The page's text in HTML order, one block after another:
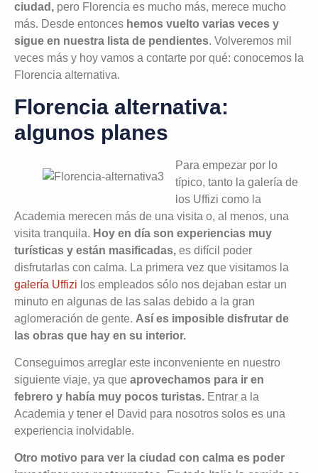
ciudad, pero Florencia es mucho más, merece mucho
más. Desde entonces hemos vuelto varias veces y
sigue en nuestra lista de pendientes. Volveremos mil
veces más y hoy vamos a contarte por qué: conocemos la
Florencia alternativa.
Florencia alternativa:
algunos planes
Para empezar por lo
típico, tanto la galería de
los Uffizi como la
Academia merecen más de una visita o, al menos, una
visita tranquila. Hoy en día son experiencias muy
turísticas y están masificadas, es difícil poder
disfrutarlas con calma. La primera vez que visitamos la
galería Uffizi los empleados sólo nos dejaban estar un
minuto en algunas de las salas debido a la gran
aglomeración de gente. Así es imposible disfrutar de
las obras que hay en su interior.
Conseguimos arreglar este inconveniente en nuestro
siguiente viaje, ya que aprovechamos para ir en
febrero y había muy pocos turistas. Entrar a la
Academia y tener el David para nosotros solos es una
experiencia inolvidable.
Otro motivo para ver la ciudad con calma es poder